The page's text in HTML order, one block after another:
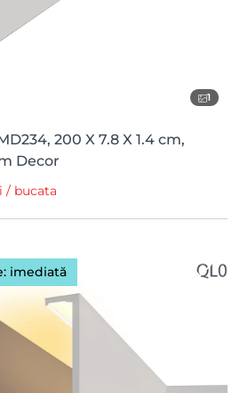
1
200 X 7.8 X 1.4 cm,
Decor
/ bucata
imediată